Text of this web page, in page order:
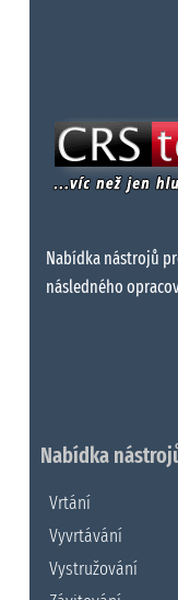
Nabídka nástrojů
následného
Nabídka
Vrtání
Vyvrtávání
Vystružování